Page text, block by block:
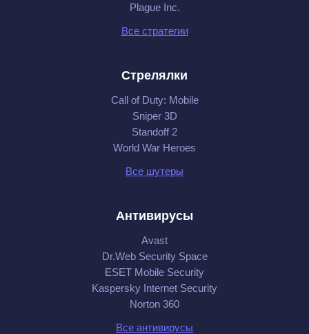
Plague Inc.
Все стратегии
Стрелялки
Call of Duty: Mobile
Sniper 3D
Standoff 2
World War Heroes
Все шутеры
Антивирусы
Avast
Dr.Web Security Space
ESET Mobile Security
Kaspersky Internet Security
Norton 360
Все антивирусы